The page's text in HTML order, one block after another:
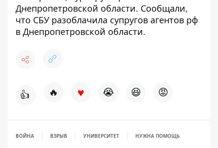
Днепропетровской области. Сообщали,
что СБУ разоблачила супругов агентов рф
в Днепропетровской области.
👍 🔥 ♥ 😭 😆 😡
ВОЙНА ВЗРЫВ УНИВЕРСИТЕТ НУЖНА ПОМОЩЬ